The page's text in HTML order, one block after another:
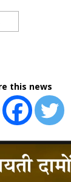
this news